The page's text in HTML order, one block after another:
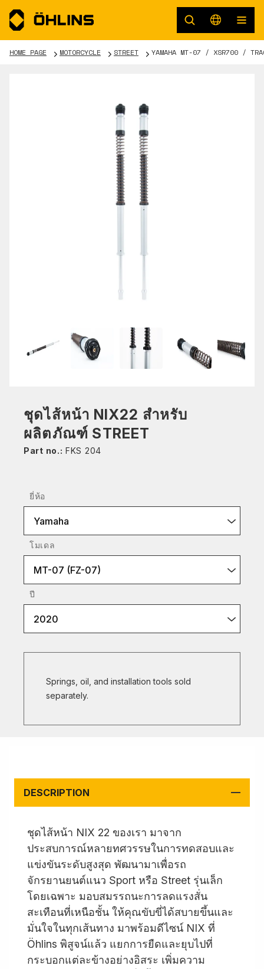
HOME PAGE MOTORCYCLE STREET YAMAHA MT-07 / XSR700 /
ชุดไส้หน้า NIX22 สำหรับ
ผลิตภัณฑ์ STREET
Part no.: FKS 204
ยี่ห้อ
Yamaha
โมเดล
MT-07 (FZ-07)
ปี
2020
Springs, oil, and installation tools sold
separately.
DESCRIPTION
ชุดไส้หน้า NIX 22 ของเรา มาจาก
ประสบการณ์หลายทศวรรษในการทดสอบและ
แข่งขันระดับสูงสุด พัฒนามาเพื่อรถ
จักรยานยนต์แนว Sport หรือ Street รุ่นเล็ก
โดยเฉพาะ มอบสมรรถนะการลดแรงสั่น
สะเทือนที่เหนือชั้น ให้คุณขับขี่ได้สบายขึ้นและ
มั่นใจในทุกเส้นทาง มาพร้อมดีไซน์ NIX ที่
Öhlins พิสูจน์แล้ว แยกการยืดและยุบไปที่
กระบอกแต่ละข้างอย่างอิสระ เพิ่มความ